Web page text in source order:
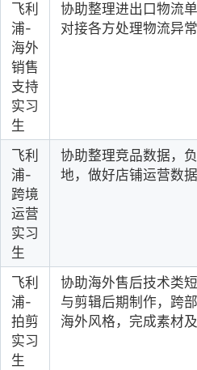
飞利
浦-
海外
销售
支持
实习
生
协助整理进出口物流
对接各方处理物流异
飞利
浦-
跨境
运营
实习
生
协助整理竞品数据，
地，做好店铺运营数
飞利
浦-
拍剪
实习
生
协助海外售后技术类
与剪辑后期制作，跨
海外风格，完成素材